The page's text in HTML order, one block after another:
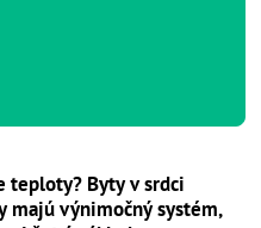
teploty? Byty v srdci
majú výnimočný systém,